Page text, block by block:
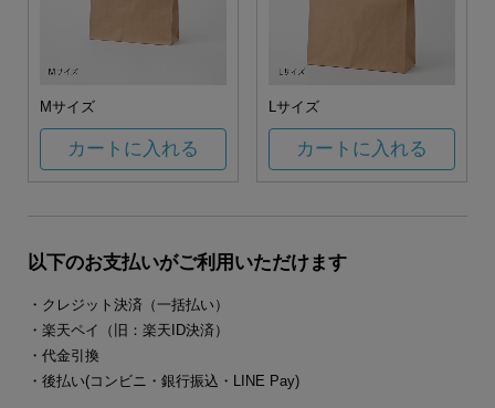
Mサイズ
カートに入れる
Lサイズ
カートに入れる
以下のお支払いがご利用いただけます
・クレジット決済（一括払い）
・楽天ペイ（旧：楽天ID決済）
・代金引換
・後払い(コンビニ・銀行振込・LINE Pay)